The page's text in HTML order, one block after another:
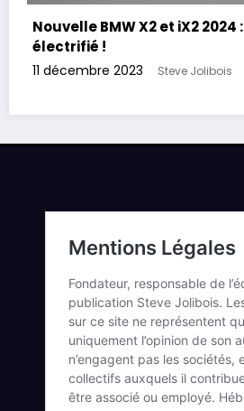
Nouvelle BMW X2 et iX2 2024
électrifié !
11 décembre 2023 Steve Jolibois